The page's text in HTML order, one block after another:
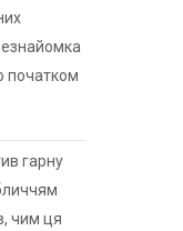
початком
гарну
чим ця